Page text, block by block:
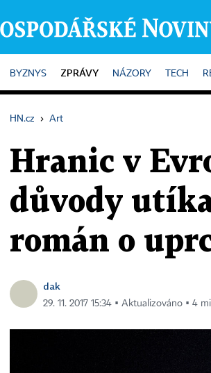
HOME
BYZNYS ZPRÁVY NÁZORY TECH
HN.cz › Art
Hranic v
důvody
román o
dak
29. 11. 2017 15:34 ▪ Aktualizováno ▪ 4